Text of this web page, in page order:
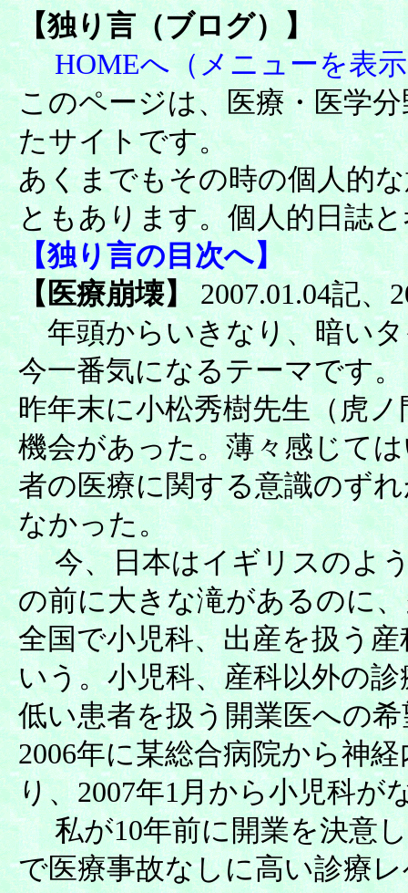
【独り言（ブログ）】
HOMEへ（メニューを表
このページは、医療・医学
たサイトです。
あくまでもその時の個人的
ともあります。個人的日誌
【独り言の目次へ】
【医療崩壊】2007.01.04記、
年頭からいきなり、暗いタ
今一番気になるテーマです。
昨年末に小松秀樹先生（虎
機会があった。薄々感じて
者の医療に関する意識のず
なかった。
今、日本はイギリスのよう
の前に大きな滝があるのに
全国で小児科、出産を扱う
いう。小児科、産科以外の
低い患者を扱う開業医への
2006年に某総合病院から神
り、2007年1月から小児科が
私が10年前に開業を決意し
で医療事故なしに高い診療